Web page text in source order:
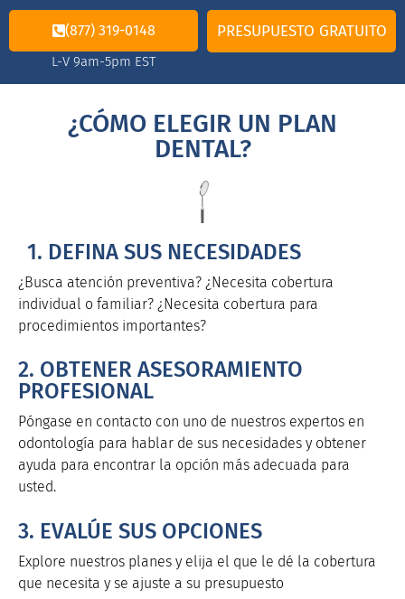
(877) 319-0148
L-V 9am-5pm EST
PRESUPUESTO GRATUITO
¿CÓMO ELEGIR UN PLAN
DENTAL?
1. DEFINA SUS NECESIDADES
¿Busca atención preventiva? ¿Necesita cobertura
individual o familiar? ¿Necesita cobertura para
procedimientos importantes?
2. OBTENER ASESORAMIENTO
PROFESIONAL
Póngase en contacto con uno de nuestros expertos en
odontología para hablar de sus necesidades y obtener
ayuda para encontrar la opción más adecuada para
usted.
3. EVALÚE SUS OPCIONES
Explore nuestros planes y elija el que le dé la cobertura
que necesita y se ajuste a su presupuesto